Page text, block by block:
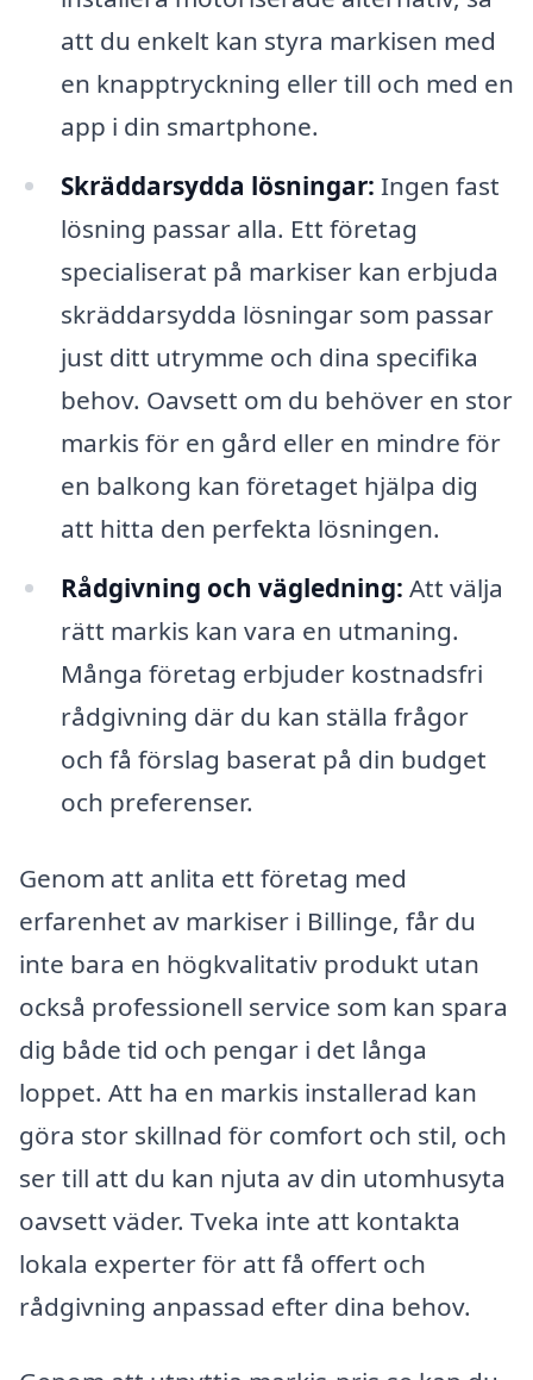
att du enkelt kan styra markisen med
en knapptryckning eller till och med en
app i din smartphone.
Skräddarsydda lösningar: Ingen fast
lösning passar alla. Ett företag
specialiserat på markiser kan erbjuda
skräddarsydda lösningar som passar
just ditt utrymme och dina specifika
behov. Oavsett om du behöver en stor
markis för en gård eller en mindre för
en balkong kan företaget hjälpa dig
att hitta den perfekta lösningen.
Rådgivning och vägledning: Att välja
rätt markis kan vara en utmaning.
Många företag erbjuder kostnadsfri
rådgivning där du kan ställa frågor
och få förslag baserat på din budget
och preferenser.
Genom att anlita ett företag med
erfarenhet av markiser i Billinge, får du
inte bara en högkvalitativ produkt utan
också professionell service som kan spara
dig både tid och pengar i det långa
loppet. Att ha en markis installerad kan
göra stor skillnad för comfort och stil, och
ser till att du kan njuta av din utomhusyta
oavsett väder. Tveka inte att kontakta
lokala experter för att få offert och
rådgivning anpassad efter dina behov.